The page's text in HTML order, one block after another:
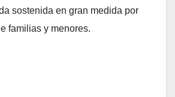
sostenida en gran medida por
familias y menores.